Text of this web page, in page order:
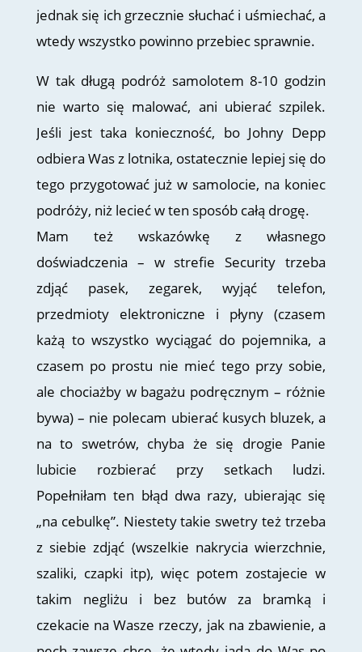
jednak się ich grzecznie słuchać i uśmiechać, a
wtedy wszystko powinno przebiec sprawnie.
W tak długą podróż samolotem 8-10 godzin
nie warto się malować, ani ubierać szpilek.
Jeśli jest taka konieczność, bo Johny Depp
odbiera Was z lotnika, ostatecznie lepiej się do
tego przygotować już w samolocie, na koniec
podróży, niż lecieć w ten sposób całą drogę.
Mam też wskazówkę z własnego
doświadczenia – w strefie Security trzeba
zdjąć pasek, zegarek, wyjąć telefon,
przedmioty elektroniczne i płyny (czasem
każą to wszystko wyciągać do pojemnika, a
czasem po prostu nie mieć tego przy sobie,
ale chociażby w bagażu podręcznym – różnie
bywa) – nie polecam ubierać kusych bluzek, a
na to swetrów, chyba że się drogie Panie
lubicie rozbierać przy setkach ludzi.
Popełniłam ten błąd dwa razy, ubierając się
„na cebulkę”. Niestety takie swetry też trzeba
z siebie zdjąć (wszelkie nakrycia wierzchnie,
szaliki, czapki itp), więc potem zostajecie w
takim negliżu i bez butów za bramką i
czekacie na Wasze rzeczy, jak na zbawienie, a